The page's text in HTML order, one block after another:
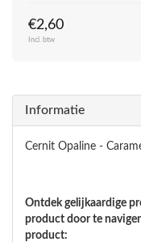
€2,60
Incl. btw
Informatie
Cernit Opaline -
Ontdek gelijkaardige
product door te
product: